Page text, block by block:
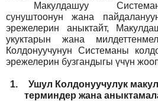
Макулдашуу
сунуштоонун жана
эрежелерин аныктайт,
укуктарын жана
Колдонуучунун Системаны
эрежелерин бузгандыгы үчүн
1.
Ушул Колдонуучулук
терминдер жана